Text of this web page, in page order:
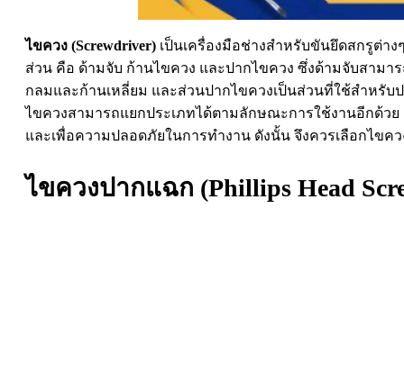
ไขควง (Screwdriver) เป็นเครื่องมือช่างสำหรับขันยึดสกรูต่า
ส่วน คือ ด้ามจับ ก้านไขควง และปากไขควง ซึ่งด้ามจับสาม
กลมและก้านเหลี่ยม และส่วนปากไขควงเป็นส่วนที่ใช้สำหรั
ไขควงสามารถแยกประเภทได้ตามลักษณะการใช้งานอีกด้ว
และเพื่อความปลอดภัยในการทำงาน ดังนั้น จึงควรเลือกไข
ไขควงปากแฉก (Phillips Head